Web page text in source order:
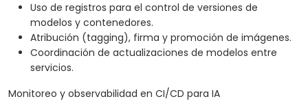
Uso de registros para el control de versiones de
modelos y contenedores.
Atribución (tagging), firma y promoción de imágenes.
Coordinación de actualizaciones de modelos entre
servicios.
Monitoreo y observabilidad en CI/CD para IA